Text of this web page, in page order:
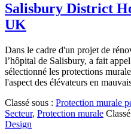
Salisbury District
UK
Dans le cadre d'un projet de
l’hôpital de Salisbury, a fait
sélectionné les protections
l'aspect des élévateurs en
Classé sous : Protection murale
Secteur, Protection murale
Design